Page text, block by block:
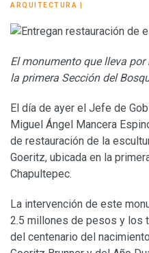
ARQUITECTURA
El monumento que lleva por
la primera Sección del
El día de ayer el Jefe de
Miguel Ángel Mancera
de restauración de la
Goeritz, ubicada en la
Chapultepec.
La intervención de este
2.5 millones de pesos y los
del centenario del